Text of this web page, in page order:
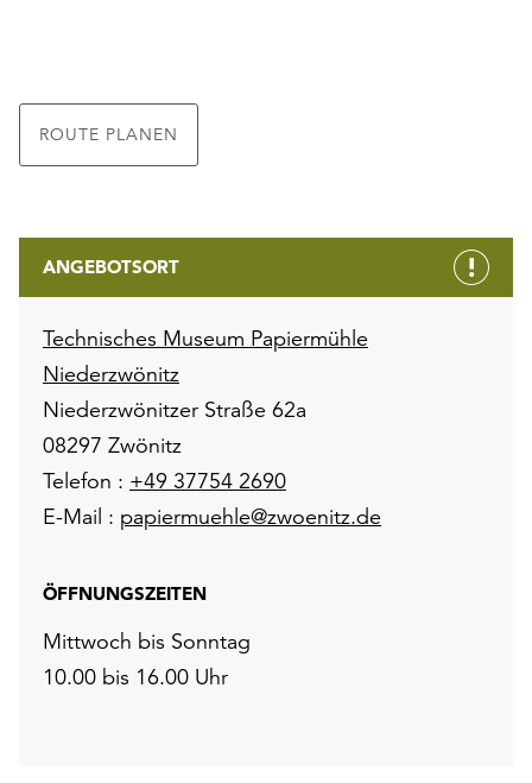
ROUTE PLANEN
ANGEBOTSORT
Technisches Museum Papiermühle
Niederzwönitz
Niederzwönitzer Straße 62a
08297 Zwönitz
Telefon : +49 37754 2690
E-Mail : papiermuehle@zwoenitz.de
ÖFFNUNGSZEITEN
Mittwoch bis Sonntag
10.00 bis 16.00 Uhr